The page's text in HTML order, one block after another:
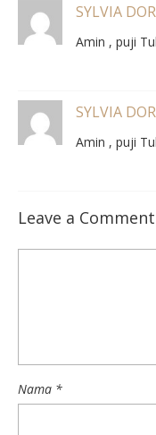
SYLVIA
Amin , puji
SYLVIA
Amin , puji
Leave a Comment
Nama *